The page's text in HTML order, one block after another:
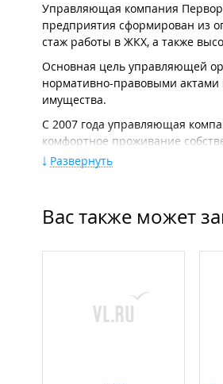
Управляющая компания
предприятия сформирован из
стаж работы в ЖКХ, а также
Основная цель управляющей
нормативно-правовыми актами
имущества.
С 2007 года управляющая
комфортное проживание
обеспечения, объектов
Обслуживает около 600 домов.
ООО "Управляющая компания
Новости:
На Днепровской ливневая
Развернуть
Вас также может